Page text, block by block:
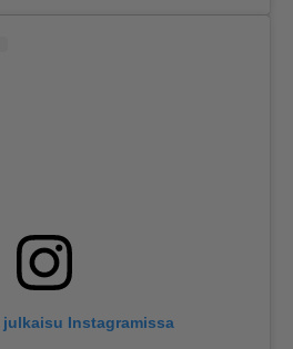
julkaisu Instagramissa